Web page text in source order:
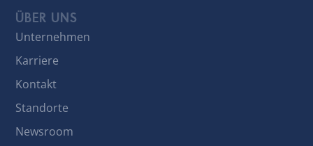
ÜBER UNS
Unternehmen
Karriere
Kontakt
Standorte
Newsroom